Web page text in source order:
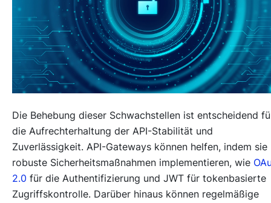
Die Behebung dieser Schwachstellen ist entscheidend
die Aufrechterhaltung der API-Stabilität und
Zuverlässigkeit. API-Gateways können helfen, indem sie
robuste Sicherheitsmaßnahmen implementieren, wie
2.0 für die Authentifizierung und JWT für tokenbasierte
Zugriffskontrolle. Darüber hinaus können regelmäßige